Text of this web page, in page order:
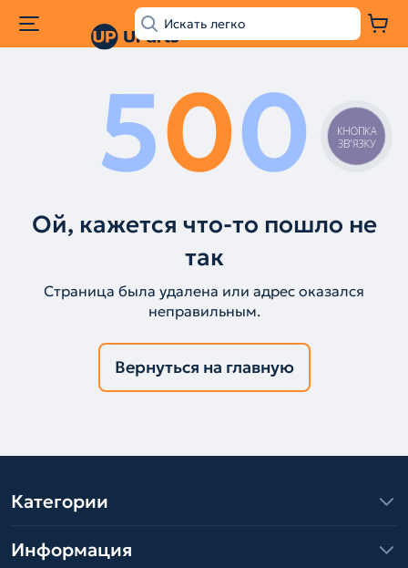
500
Ой, кажется что-то пошло не
так
Страница была удалена или адрес оказался
неправильным.
Вернуться на главную
Категории
Информация
КНОПКА
ЗВ'ЯЗКУ